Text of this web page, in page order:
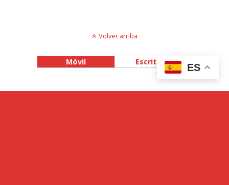
Volver arriba
Móvil Escritorio
ES